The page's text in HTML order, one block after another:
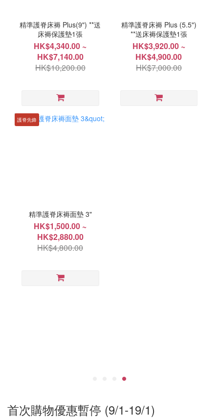
精準護脊床褥 Plus(9") **送
床褥保護墊1張
HK$4,340.00 ~
HK$7,140.00
HK$10,200.00
精準護脊床褥 Plus (5.5")
**送床褥保護墊1張
HK$3,920.00 ~
HK$4,900.00
HK$7,000.00
護脊先鋒
精準護脊床褥面墊 3"
HK$1,500.00 ~
HK$2,880.00
HK$4,800.00
首次購物優惠暫停 (9/1-19/1)